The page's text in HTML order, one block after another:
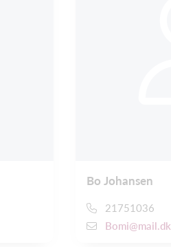
Bo Johansen
21751036
Bomi@mail.dk